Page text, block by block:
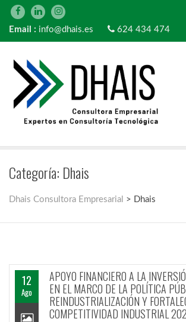
Email : info@dhais.es 624 434 474
Categoría: Dhais
Dhais Consultora Empresarial > Dhais
12
Ago
APOYO FINANCIERO A LA
EN EL MARCO DE LA POLÍTICA
REINDUSTRIALIZACIÓN Y
COMPETITIVIDAD INDUSTRIAL